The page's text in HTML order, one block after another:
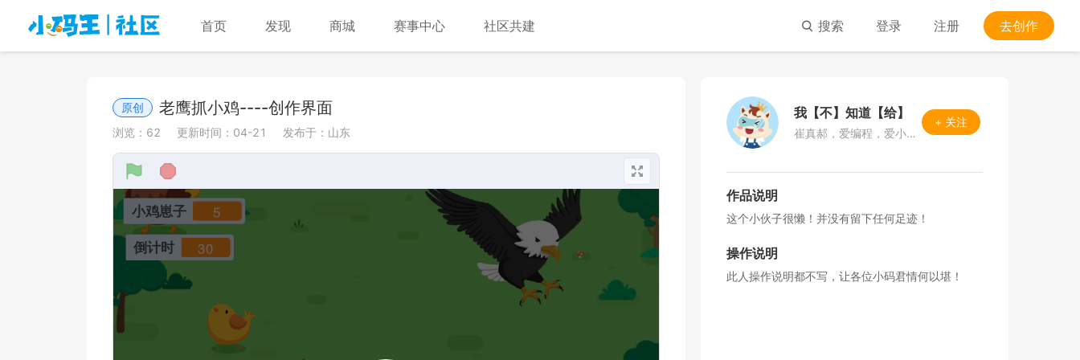
首页 发现 商城 赛事中心 社区共建 搜索 登录 注册 去创作
原创 老鹰抓小鸡----创作界面
浏览： 62 更新时间： 04-21 发布于： 山东
我【不】知道【给】
崔真郝，爱编程，爱小码！人，我是人！！！
+ 关注
作品说明
这个小伙子很懒！并没有留下任何足迹！
操作说明
此人操作说明都不写，让各位小码君情何以堪！